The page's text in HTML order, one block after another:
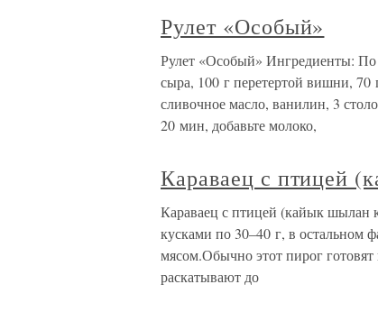
Рулет «Особый»
Рулет «Особый» Ингредиенты: По
сыра, 100 г перетертой вишни, 70
сливочное масло, ванилин, 3
20 мин, добавьте молоко,
Караваец с птицей
Караваец с птицей (кайык
кусками по 30–40 г, в остальном
мясом.Обычно этот пирог
раскатывают до